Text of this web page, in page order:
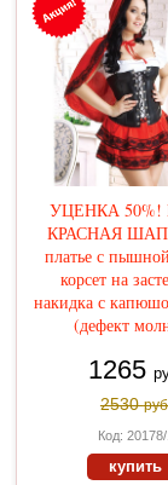
УЦЕНКА 50%!
КРАСНАЯ
платье с
корсет на
накидка с
(дефект
1265
2530
Код: 20178/
купить